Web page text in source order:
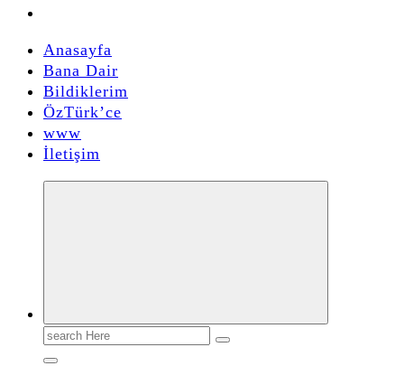
Anasayfa
Bana Dair
Bildiklerim
ÖzTürk’ce
www
İletişim
Search
for: